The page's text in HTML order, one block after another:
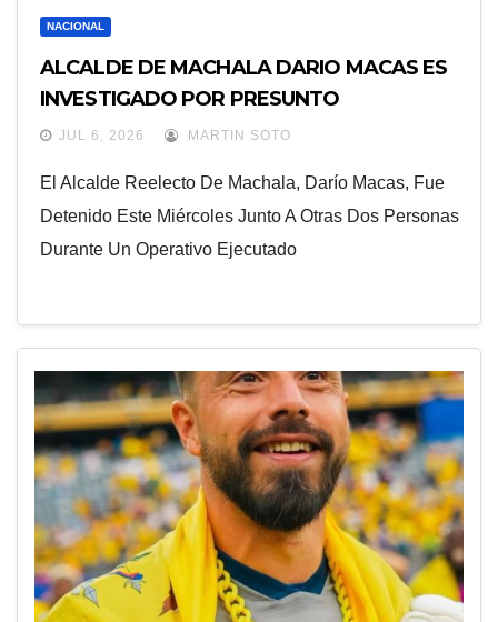
NACIONAL
ALCALDE DE MACHALA DARIO MACAS ES
INVESTIGADO POR PRESUNTO
ENRIQUECIMIENTO ILÍCITO
JUL 6, 2026 MARTIN SOTO
El Alcalde Reelecto De Machala, Darío Macas, Fue
Detenido Este Miércoles Junto A Otras Dos Personas
Durante Un Operativo Ejecutado